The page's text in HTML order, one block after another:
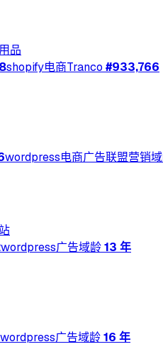
品
shopify电商Tranco #933,766
wordpress电商广告联盟营销
wordpress广告域龄13 年
wordpress广告域龄16 年